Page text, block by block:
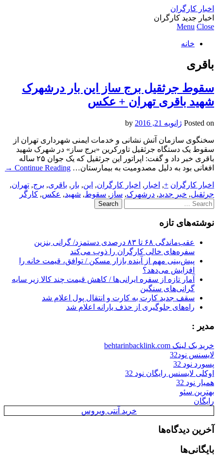
اخبار کارگران
اخبار جدید کارگران
Menu Close
خانه
باقری
سقوط جرثقیل برج ساز این بار درشهرک
شهید باقری تهران + عکس
Posted on ژانویه 21, 2016
سخنگوی سازمان آتش نشانی و خدمات ایمنی شهرداری تهران از
سقوط یک دستگاه جرثقیل تاورکرین «برج ساز» در شهرک شهید
باقری خبر داد و گفت: اپراتور این جرثقیل که یک جوان ۲۵ ساله
افغانی بود به دلیل مصدومیت به بیمارستان… Continue Reading
→
اخبار کارگران +
, اخبار , اخبار کارگران, این, بار , باقری, برج, تهران,
جرثقیل, خبر جدید, درشهرک, ساز , سقوط, شهید, عکس, کارگر
Search
for:
نوشته‌های تازه
عقب‌ماندگی ۶۸ تا ۸۳ درصدی دستمزد/ گرانی بنزین
سفره‌های خالی کارگران را ذوب می‌کند
پیش‌بینی مهم از آینده بازار مسکن / توافق، قیمت خانه را
افزایش می‌دهد؟
آمار تازه از سفره ایرانی‌ها / کاهش قیمت چند کالا زیر سایه
گرانی‌های سنگین
سقف جدید کارت به کارت و انتقال پول اعلام شد
راه‌های جلوگیری از حذف یارانه اعلام شد
مدیر :
خرید بک لینک behtarinbacklink.com
لایسنس نود32
پسورد نود 32
اوکلی لایسنس رایگان نود 32
همیار نود 32
بهترین سئو
رایگان
خرید آنتی ویروس
آخرین دیدگاه‌ها
بایگانی‌ها